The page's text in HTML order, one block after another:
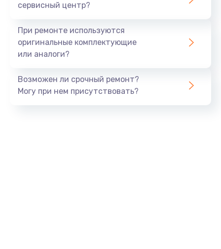
сервисный центр?
При ремонте используются
оригинальные комплектующие
или аналоги?
Возможен ли срочный ремонт?
Могу при нем присутствовать?